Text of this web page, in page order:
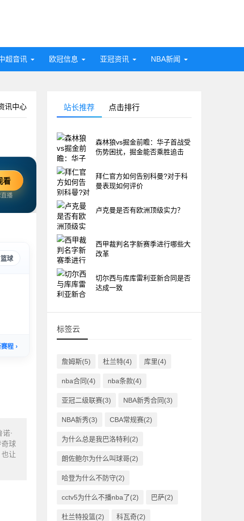
超音讯 欧冠信息 亚冠资讯 NBA新闻
讯中心
看
播
·
球
让
站长推荐 点击排行
森林狼vs掘金前瞻：华子首战受
伤势困扰，掘金能否乘胜追击
拜仁官方如何告别科曼?对于科
曼表现如何评价
卢克曼是否有欧洲顶级实力？
西甲裁判名字新赛季进行哪些大
改革
切尔西与库库雷利亚新合同是否
达成一致
标签云
詹姆斯(5) 杜兰特(4) 库里(4)
nba合同(4) nba条款(4)
亚冠二级联赛(3) NBA新秀合同(3)
NBA新秀(3) CBA常规赛(2)
为什么总是我巴洛特利(2)
朗佐鲍尔为什么叫球哥(2)
哈登为什么不防守(2)
cctv5为什么不播nba了(2) 巴萨(2)
杜兰特投篮(2) 科瓦奇(2)